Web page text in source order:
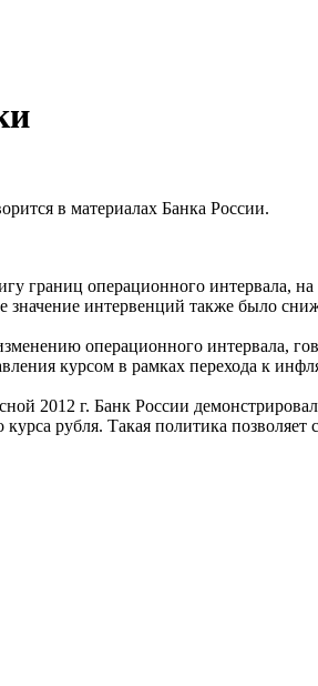
в материалах Банка России.
границ операционного интервала,
значение интервенций также было
операционного интервала,
курсом в рамках перехода к
2012 г. Банк России
рубля. Такая политика